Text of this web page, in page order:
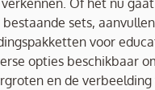
Of het nu
sets,
voor
opties beschikbaar
en de verbeelding